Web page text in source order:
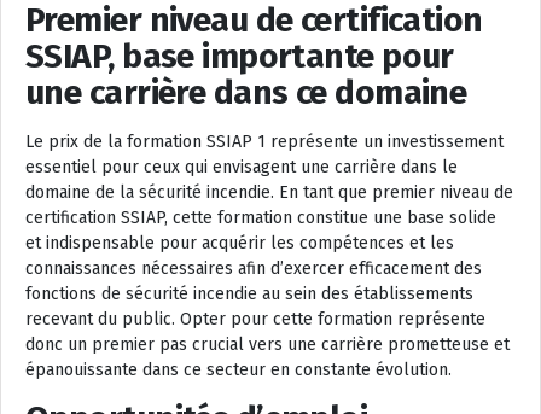
Premier niveau de certification
SSIAP, base importante pour
une carrière dans ce domaine
Le prix de la formation SSIAP 1 représente un investissement
essentiel pour ceux qui envisagent une carrière dans le
domaine de la sécurité incendie. En tant que premier niveau de
certification SSIAP, cette formation constitue une base solide
et indispensable pour acquérir les compétences et les
connaissances nécessaires afin d’exercer efficacement des
fonctions de sécurité incendie au sein des établissements
recevant du public. Opter pour cette formation représente
donc un premier pas crucial vers une carrière prometteuse et
épanouissante dans ce secteur en constante évolution.